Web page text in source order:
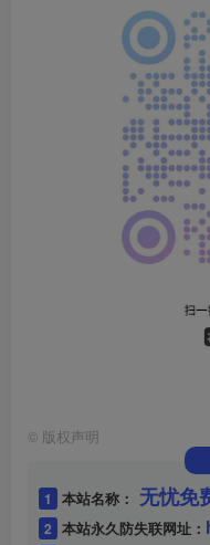
© 版权声明
1 本站名称： 无忧免
2 本站永久防失联网址：